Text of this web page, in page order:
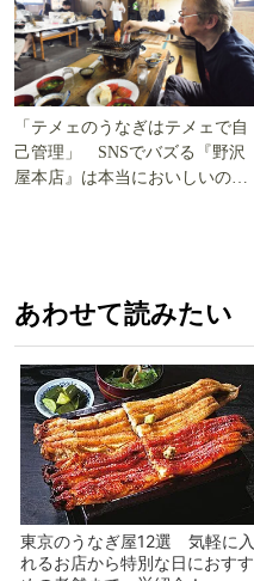
「テメェのうなぎはテメェで自
己管理」 SNSでバズる『野沢
屋本店』は本当においしいの
あわせて読みたい
東京のうなぎ屋12選 気軽に入
れるお店から特別な日におすす